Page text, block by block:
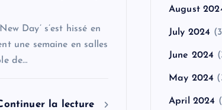
Day’ s’est hissé en
une semaine en salles
de…
la lecture
August
July 2024
June 2024
May 2024
April 2024